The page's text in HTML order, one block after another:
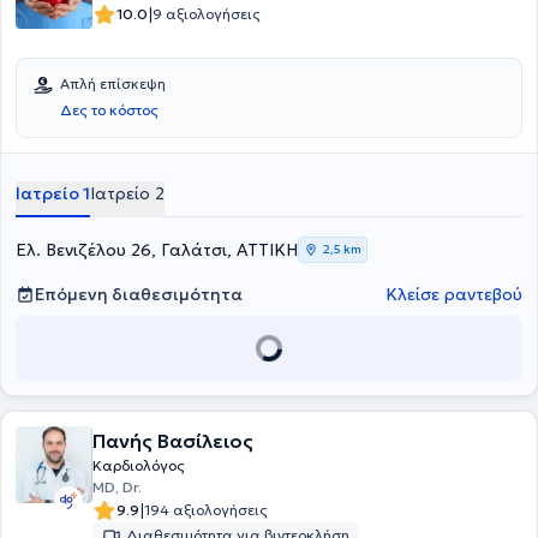
10.0|9 αξιολογήσεις
Απλή επίσκεψη
Δες το κόστος
Ιατρείο 1Ιατρείο 2
Ελ. Βενιζέλου 26, Γαλάτσι, ΑΤΤΙΚΗ 2,5 km
Επόμενη διαθεσιμότητα Κλείσε ραντεβού
Πανής Βασίλειος
Καρδιολόγος
MD, Dr.
9.9|194 αξιολογήσεις